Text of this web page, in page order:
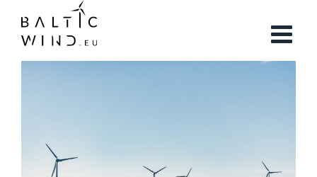
zawartości